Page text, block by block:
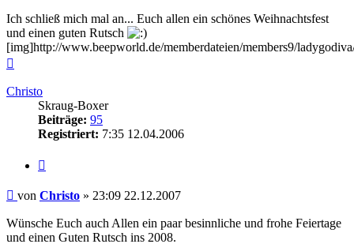
Ich schließ mich mal an... Euch allen ein schönes Weihnachtsfest
und einen guten Rutsch
[img]http://www.beepworld.de/memberdateien/members9/
Christo
Skraug-Boxer
Beiträge: 95
Registriert: 7:35 12.04.2006
Beitrag
von Christo » 23:09 22.12.2007
Wünsche Euch auch Allen ein paar besinnliche und frohe Feiertage
und einen Guten Rutsch ins 2008.